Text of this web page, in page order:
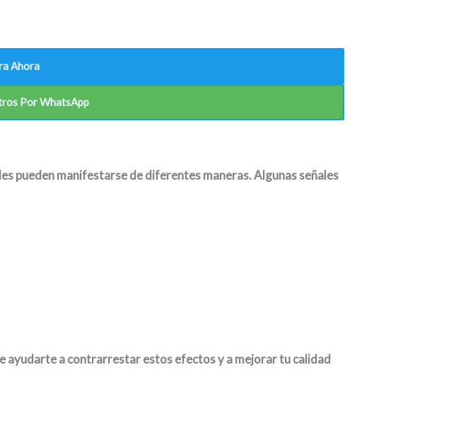
Ahora
Por WhatsApp
pueden manifestarse de diferentes maneras. Algunas señales
ayudarte a contrarrestar estos efectos y a mejorar tu calidad